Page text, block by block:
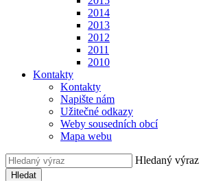
2014
2013
2012
2011
2010
Kontakty
Kontakty
Napište nám
Užitečné odkazy
Weby sousedních obcí
Mapa webu
Hledaný výraz
Hledat